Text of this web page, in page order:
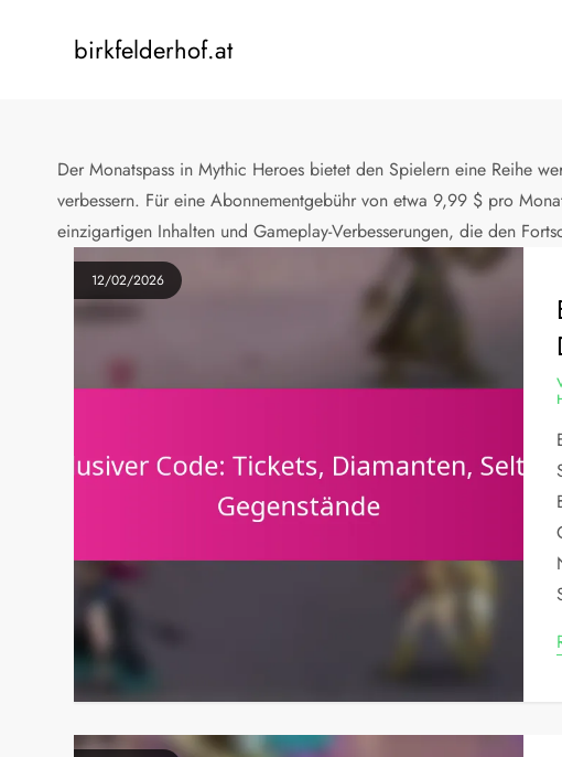
birkfelderhof.at
Der Monatspass in Mythic Heroes bietet den Spielern eine Reihe
verbessern. Für eine Abonnementgebühr von etwa 9,99 $ pro
einzigartigen Inhalten und Gameplay-Verbesserungen, die den
12/02/2026